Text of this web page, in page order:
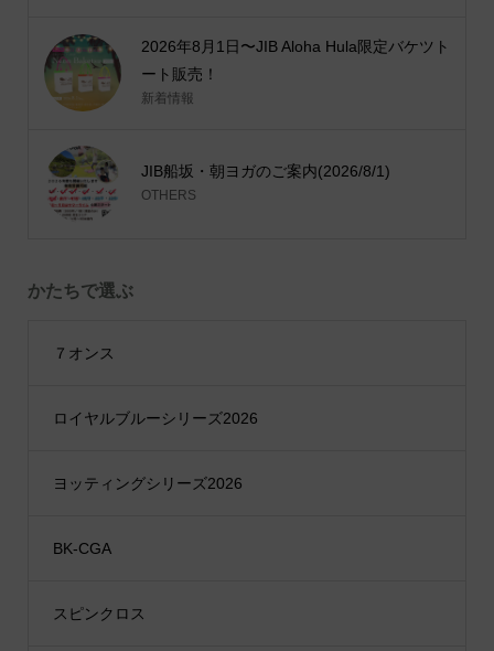
2026年8月1日〜JIB Aloha Hula限定バケツト
ート販売！
新着情報
JIB船坂・朝ヨガのご案内(2026/8/1)
OTHERS
かたちで選ぶ
７オンス
ロイヤルブルーシリーズ2026
ヨッティングシリーズ2026
BK-CGA
スピンクロス